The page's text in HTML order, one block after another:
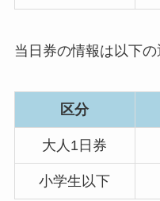
当日券の情報は以下の
区分
大人1日券
小学生以下